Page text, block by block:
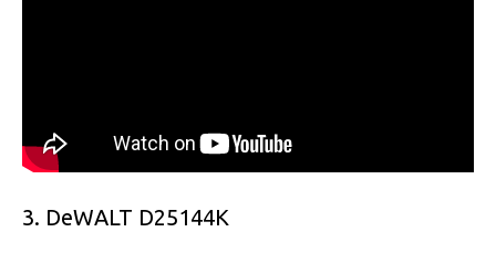
3. DeWALT D25144K